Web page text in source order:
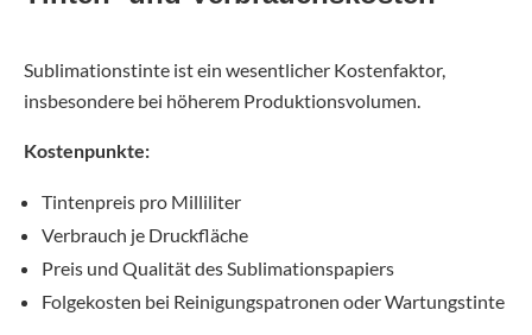
Sublimationstinte ist ein wesentlicher Kostenfaktor,
insbesondere bei höherem Produktionsvolumen.
Kostenpunkte:
Tintenpreis pro Milliliter
Verbrauch je Druckfläche
Preis und Qualität des Sublimationspapiers
Folgekosten bei Reinigungspatronen oder Wartungstinte